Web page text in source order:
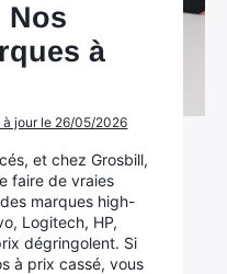
Nos
à
à jour le 26/05/2026
et chez Grosbill,
faire de vraies
marques high-
Logitech, HP,
dégringolent. Si
à prix cassé, vous